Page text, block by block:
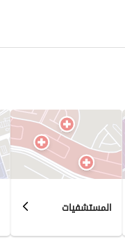
المستشفيات